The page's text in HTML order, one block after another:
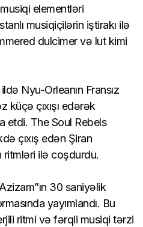
elementləri
musiqiçilərin iştirakı ilə
dulcimer və lut kimi
Nyu-Orleanın Fransız
çıxışı edərək
etdi. The Soul Rebels
çıxış edən Şiran
ritmləri ilə coşdurdu.
30 saniyəlik
yayımlandı. Bu
ritmi və fərqli musiqi tərzi